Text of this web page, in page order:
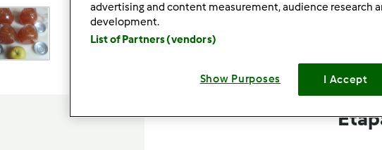
advertising and content measurement, audience research
development.
List of Partners (vendors)
Show Purposes I Accept